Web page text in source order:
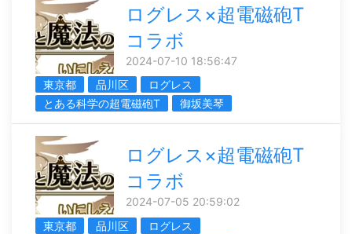
ログレス×超電磁砲T
コラボ
2024-07-10 18:56:47
東京都
品川区
ログレス
とある科学の超電磁砲T
御坂美琴
ログレス×超電磁砲T
コラボ
2024-07-05 20:59:02
東京都
品川区
ログレス